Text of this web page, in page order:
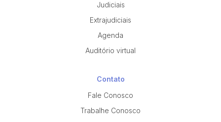
Judiciais
Extrajudiciais
Agenda
Auditório virtual
Contato
Fale Conosco
Trabalhe Conosco